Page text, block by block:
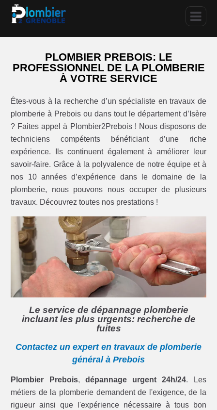
PLOMBIER PREBOIS: LE
PROFESSIONNEL DE LA PLOMBERIE
À VOTRE SERVICE
Êtes-vous à la recherche d’un spécialiste en travaux de
plomberie à Prebois ou dans tout le département d’Isère
? Faites appel à Plombier2Prebois ! Nous disposons de
techniciens compétents bénéficiant d’une riche
expérience. Ils continuent également à améliorer leur
savoir-faire. Grâce à la polyvalence de notre équipe et à
nos 10 années d’expérience dans le domaine de la
plomberie, nous pouvons nous occuper de plusieurs
travaux. Découvrez toutes nos prestations !
Le service de dépannage plomberie
incluant les plus urgents: recherche de
fuites
Contactez un expert en travaux de plomberie
général à Prebois
Plombier Prebois, dépannage urgent 24h/24. Les
métiers de la plomberie demandent de l'exigence, de la
rigueur ainsi que l'expérience nécessaire à tous bon